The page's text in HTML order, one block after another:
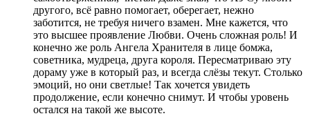
другого, всё равно помогает, оберегает, нежно
заботится, не требуя ничего взамен. Мне кажется, что
это высшее проявление Любви. Очень сложная роль! И
конечно же роль Ангела Хранителя в лице бомжа,
советника, мудреца, друга короля. Пересматриваю эту
дораму уже в который раз, и всегда слёзы текут. Столько
эмоций, но они светлые! Так хочется увидеть
продолжение, если конечно снимут. И чтобы уровень
остался на такой же высоте.